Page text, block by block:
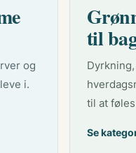
og
i.
til
til at
Se